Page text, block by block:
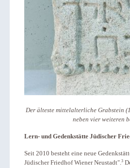
Der älteste mittelalterliche Grabstein
neben vier weiteren
Lern- und Gedenkstätte Jüdischer
Seit 2010 besteht eine neue
Jüdischer Friedhof Wiener Neustadt".3